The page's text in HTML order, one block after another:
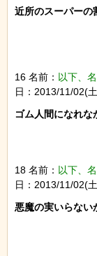
近所のスーパーの
16 名前： 以下、
日：2013/11/02(
ゴム人間になれ
18 名前： 以下、
日：2013/11/02(
悪魔の実いらない